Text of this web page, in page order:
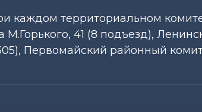
каждом территориальном
41 (8 подъезд),
Первомайский районный